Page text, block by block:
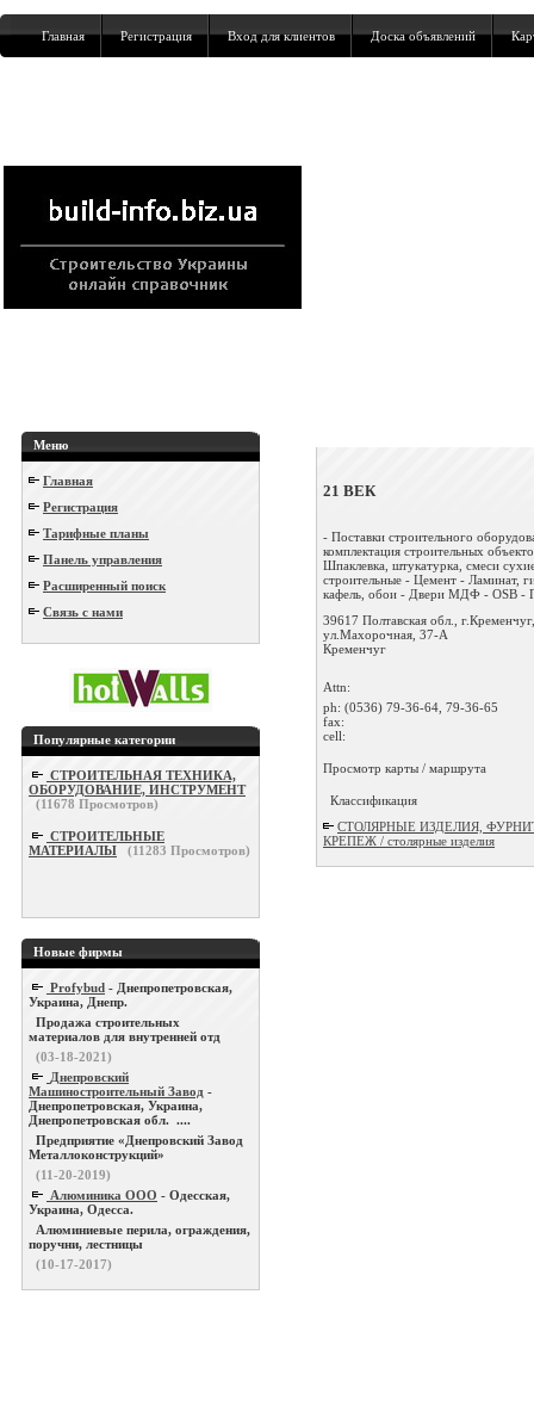
Главная Регистрация Вход для клиентов Доска объявлений
Меню
Главная
Регистрация
Тарифные планы
Панель управления
Расширенный поиск
Связь с нами
Популярные категории
СТРОИТЕЛЬНАЯ ТЕХНИКА,
ОБОРУДОВАНИЕ, ИНСТРУМЕНТ
(11678 Просмотров)
СТРОИТЕЛЬНЫЕ
МАТЕРИАЛЫ
(11283 Просмотров)
Новые фирмы
Profybud - Днепропетровская,
Украина, Днепр.
Продажа строительных
материалов для внутренней отд
(03-18-2021)
Днепровский
Машиностроительный Завод -
Днепропетровская, Украина,
Днепропетровская обл. ....
Предприятие «Днепровский Завод
Металлоконструкций»
(11-20-2019)
Алюминика ООО - Одесская,
Украина, Одесса.
Алюминиевые перила, ограждения,
поручни, лестницы
(10-17-2017)
21 ВЕК
- Поставки строительного
комплектация строительных
Шпаклевка, штукатурка, смеси
строительные - Цемент - Ламинат,
кафель, обои - Двери МДФ - OSB -
39617 Полтавская обл., г.Кременчуг,
ул.Махорочная, 37-А
Кременчуг
Attn:
ph: (0536) 79-36-64, 79-36-65
fax:
cell:
Просмотр карты / маршрута
Классификация
СТОЛЯРНЫЕ ИЗДЕЛИЯ,
КРЕПЕЖ / столярные изделия